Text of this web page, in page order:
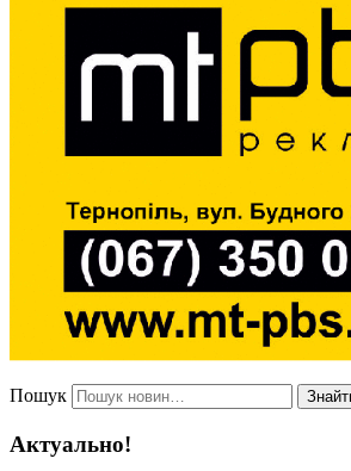
Пошук
Актуально!